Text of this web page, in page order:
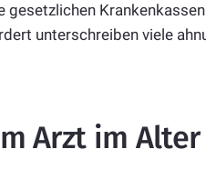
gesetzlichen
unterschreiben viele
Arzt im Alter